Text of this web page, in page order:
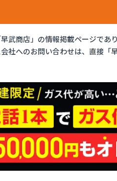
武商店」の情報掲載ページで
社へのお問い合わせは、直接「